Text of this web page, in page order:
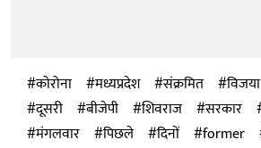
कोरोना मध्यप्रदेश संक्रमित विजया
दूसरी
बीजेपी शिवराज सरकार
मंगलवार
पिछले दिनों former